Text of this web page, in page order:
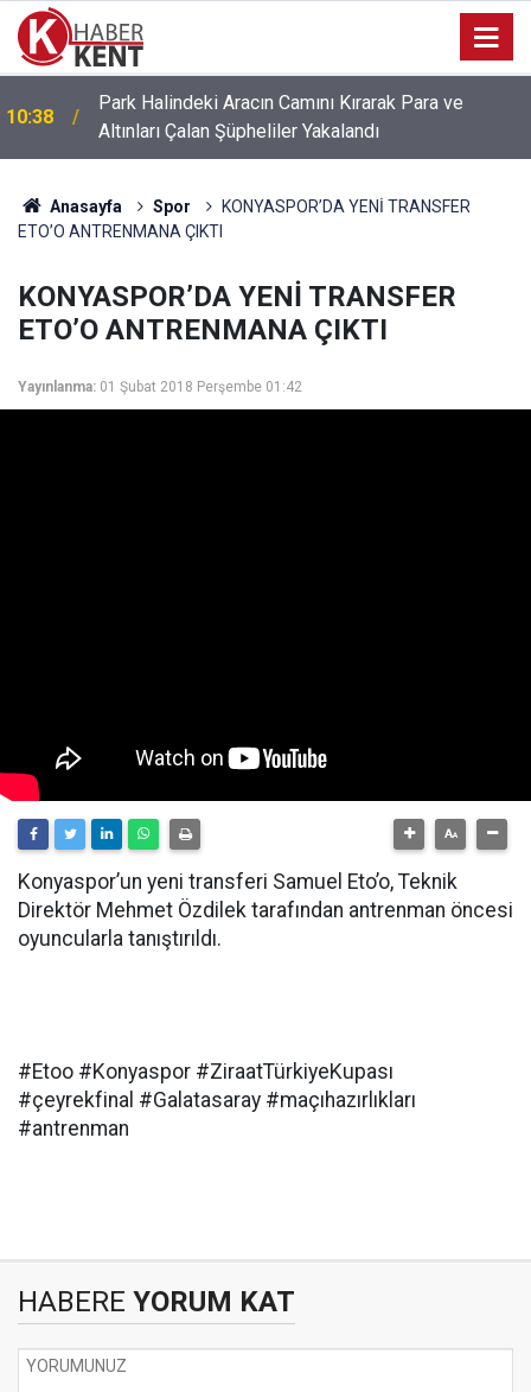
20:45
Konya Büyükşehir Etkinliklerle Eğitimle Eğlenceyi
Bir Araya Getiriyor
Anasayfa Spor
KONYASPOR’DA YENİ TRANSFER
ETO’O ANTRENMANA ÇIKTI
KONYASPOR’DA YENİ TRANSFER
ETO’O ANTRENMANA ÇIKTI
Yayınlanma: 01 Şubat 2018 Perşembe 01:42
Konyaspor’un yeni transferi Samuel Eto’o, Teknik
Direktör Mehmet Özdilek tarafından antrenman öncesi
oyuncularla tanıştırıldı.
#Etoo #Konyaspor #ZiraatTürkiyeKupası
#çeyrekfinal #Galatasaray #maçıhazırlıkları
#antrenman
HABERE YORUM KAT